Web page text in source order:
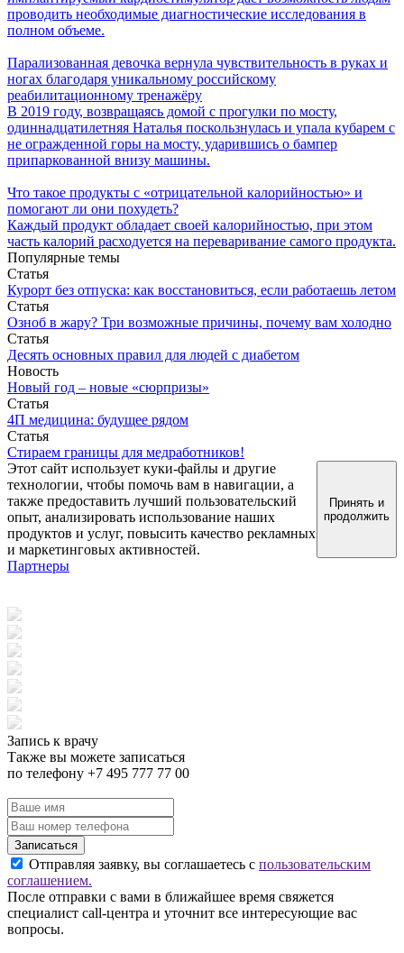
проводить необходимые диагностические исследования в
полном объеме.
Парализованная девочка вернула чувствительность в руках и
ногах благодаря уникальному российскому
реабилитационному тренажёру
В 2019 году, возвращаясь домой с прогулки по мосту,
одиннадцатилетняя Наталья поскользнулась и упала кубарем с
не огражденной горы на мосту, ударившись о бампер
припаркованной внизу машины.
Что такое продукты с «отрицательной калорийностью» и
помогают ли они похудеть?
Каждый продукт обладает своей калорийностью, при этом
часть калорий расходуется на переваривание самого продукта.
Популярные темы
Статья
Курорт без отпуска: как восстановиться, если работаешь летом
Статья
Озноб в жару? Три возможные причины, почему вам холодно
Статья
Десять основных правил для людей с диабетом
Новость
Новый год – новые «сюрпризы»
Статья
4П медицина: будущее рядом
Статья
Стираем границы для медработников!
Этот сайт использует куки-файлы и другие
технологии, чтобы помочь вам в навигации, а
также предоставить лучший пользовательский
опыт, анализировать использование наших
продуктов и услуг, повысить качество рекламных
и маркетинговых активностей.
Принять и
продолжить
Партнеры
Запись к врачу
Также вы можете записаться
по телефону +7 495 777 77 00
Записаться
Отправляя заявку, вы соглашаетесь с пользовательским
соглашением.
После отправки с вами в ближайшее время свяжется
специалист call-центра и уточнит все интересующие вас
вопросы.